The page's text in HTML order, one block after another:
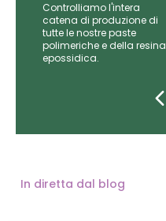
Controlliamo l'intera
catena di produzione di
tutte le nostre paste
polimeriche e della resina
epossidica.
In diretta dal blog